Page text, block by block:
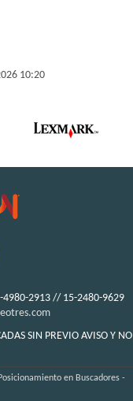
10:20
4980-2913 // 15-2480-9629
SIN PREVIO AVISO Y NO
Posicionamiento en Buscadores -